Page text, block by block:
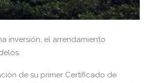
inversión, el arrendamiento
de su primer Certificado de